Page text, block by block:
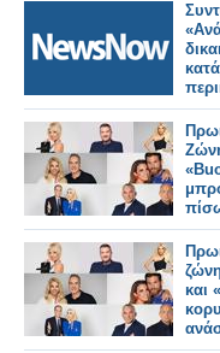
και